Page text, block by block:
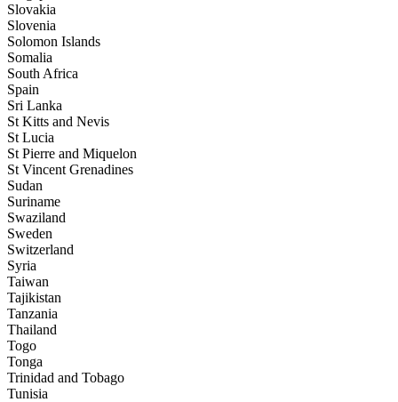
Slovakia
Slovenia
Solomon Islands
Somalia
South Africa
Spain
Sri Lanka
St Kitts and Nevis
St Lucia
St Pierre and Miquelon
St Vincent Grenadines
Sudan
Suriname
Swaziland
Sweden
Switzerland
Syria
Taiwan
Tajikistan
Tanzania
Thailand
Togo
Tonga
Trinidad and Tobago
Tunisia